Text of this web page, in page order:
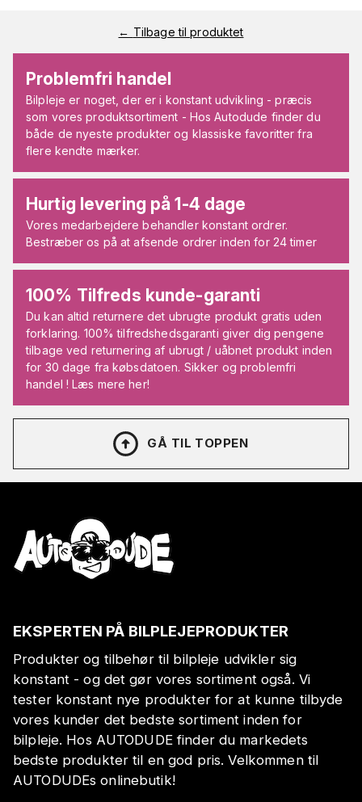
← Tilbage til produktet
Problemfri handel
Bilpleje er noget, der er i konstant udvikling - præcis
som vores produktsortiment - Hos Autodude finder du
både de nyeste produkter og klassiske favoritter fra
flere kendte mærker.
Hurtig levering på 1-4 dage
Vores medarbejdere behandler konstant ordrer.
Bestræber os på at afsende ordrer inden for 24 timer
100% Tilfreds kunde-garanti
Du kan altid returnere det ubrugte produkt gratis uden
forklaring. 100% tilfredshedsgaranti giver dig pengene
tilbage ved returnering af ubrugt / uåbnet produkt inden
for 30 dage fra købsdatoen. Sikker og problemfri
handel ! Læs mere her!
GÅ TIL TOPPEN
EKSPERTEN PÅ BILPLEJEPRODUKTER
Produkter og tilbehør til bilpleje udvikler sig
konstant - og det gør vores sortiment også. Vi
tester konstant nye produkter for at kunne tilbyde
vores kunder det bedste sortiment inden for
bilpleje. Hos AUTODUDE finder du markedets
bedste produkter til en god pris. Velkommen til
AUTODUDEs onlinebutik!